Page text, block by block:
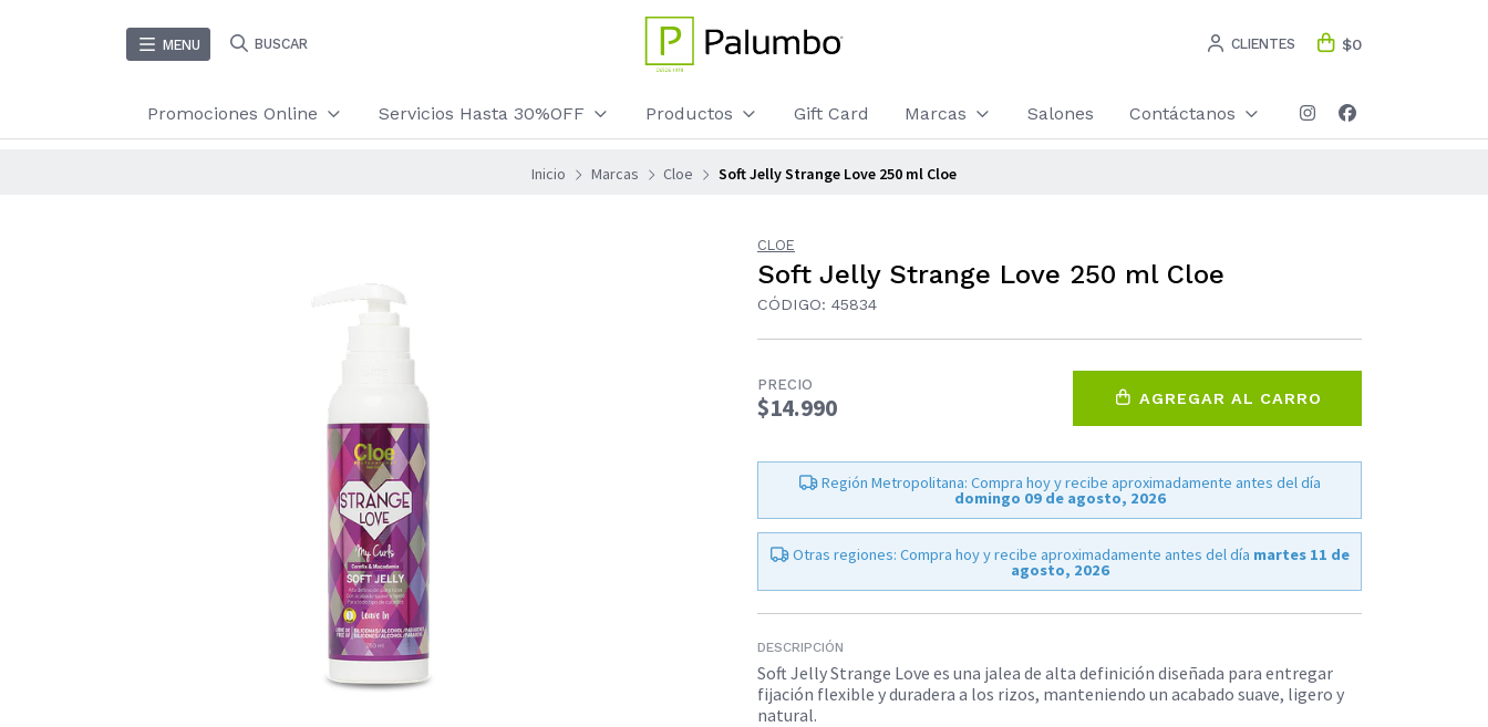
MENU BUSCAR CLIENTES $0
Promociones Online Servicios Hasta 30%OFF Productos Gift Card Marcas Salones Contáctanos
Inicio Marcas Cloe Soft Jelly Strange Love 250 ml Cloe
CLOE
Soft Jelly Strange Love 250 ml Cloe
CÓDIGO: 45834
PRECIO
$14.990 AGREGAR AL CARRO
Región Metropolitana: Compra hoy y recibe aproximadamente antes del día
domingo 09 de agosto, 2026
Otras regiones: Compra hoy y recibe aproximadamente antes del día martes 11 de
agosto, 2026
DESCRIPCIÓN
Soft Jelly Strange Love es una jalea de alta definición diseñada para entregar
fijación flexible y duradera a los rizos, manteniendo un acabado suave, ligero y
natural.